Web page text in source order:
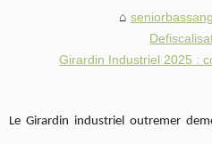
Girardin Industriel 2025 :
Le Girardin industriel outremer